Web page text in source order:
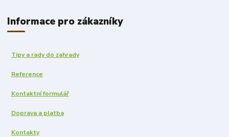
Informace pro zákazníky
Tipy a rady do zahrady
Reference
Kontaktní formulář
Doprava a platba
Kontakty